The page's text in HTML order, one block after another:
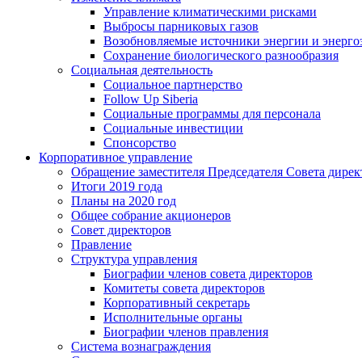
Управление климатическими рисками
Выбросы парниковых газов
Возобновляемые источники энергии и
Сохранение биологического разнообразия
Социальная деятельность
Социальное партнерство
Follow Up Siberia
Социальные программы для персонала
Социальные инвестиции
Спонсорство
Корпоративное управление
Обращение заместителя Председателя Совета
Итоги 2019 года
Планы на 2020 год
Общее собрание акционеров
Совет директоров
Правление
Структура управления
Биографии членов совета директоров
Комитеты совета директоров
Корпоративный секретарь
Исполнительные органы
Биографии членов правления
Система вознаграждения